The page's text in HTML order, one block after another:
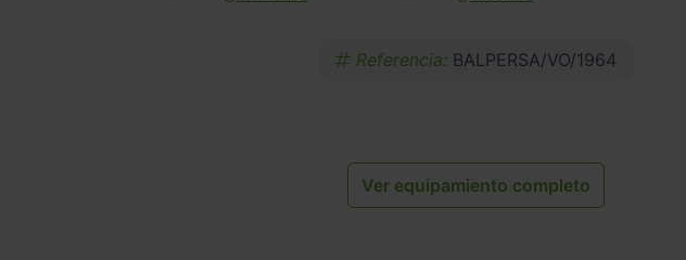
Referencia: BALPERSA/VO/1964
Ver equipamiento completo